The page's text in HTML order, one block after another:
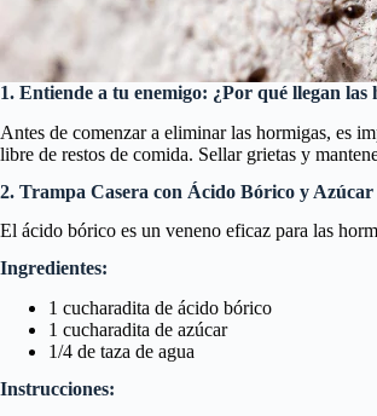
1. Entiende a tu enemigo: ¿Por qué llegan las
Antes de comenzar a eliminar las hormigas, es
libre de restos de comida. Sellar grietas y
2. Trampa Casera con Ácido Bórico y Azúcar
El ácido bórico es un veneno eficaz para las
Ingredientes:
1 cucharadita de ácido bórico
1 cucharadita de azúcar
1/4 de taza de agua
Instrucciones: